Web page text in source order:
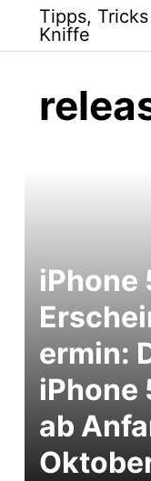
Tipps,
Kniffe
iPhone
ermin:
iPhone
ab